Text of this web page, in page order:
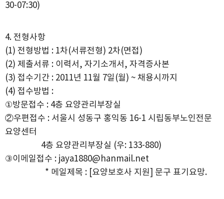
30-07:30)
4. 전형사항
(1) 전형방법 : 1차(서류전형) 2차(면접)
(2) 제출서류 : 이력서, 자기소개서, 자격증사본
(3) 접수기간 : 2011년 11월 7일(월) ~ 채용시까지
(4) 접수방법 :
①방문접수 : 4층 요양관리부장실
②우편접수 : 서울시 성동구 홍익동 16-1 시립동부노인전문
요양센터
4층 요양관리부장실 (우: 133-880)
③이메일접수 : jaya1880@hanmail.net
* 메일제목 : [요양보호사 지원] 문구 표기요망.